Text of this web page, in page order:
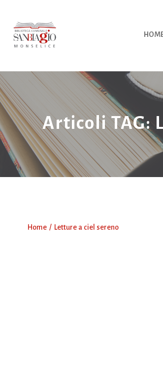
contenuto
Articoli TAG:
Home Letture a ciel sereno